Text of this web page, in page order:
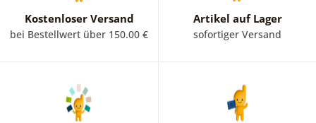
Kostenloser Versand
bei Bestellwert über 150.00 €
Artikel auf Lager
sofortiger Versand